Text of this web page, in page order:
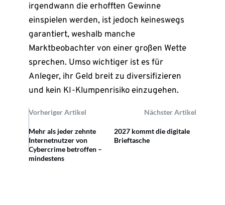
irgendwann die erhofften Gewinne
einspielen werden, ist jedoch keineswegs
garantiert, weshalb manche
Marktbeobachter von einer großen Wette
sprechen. Umso wichtiger ist es für
Anleger, ihr Geld breit zu diversifizieren
und kein KI-Klumpenrisiko einzugehen.
Vorheriger Artikel Nächster Artikel
Mehr als jeder zehnte
Internetnutzer von
Cybercrime betroffen –
mindestens
2027 kommt die digitale
Brieftasche